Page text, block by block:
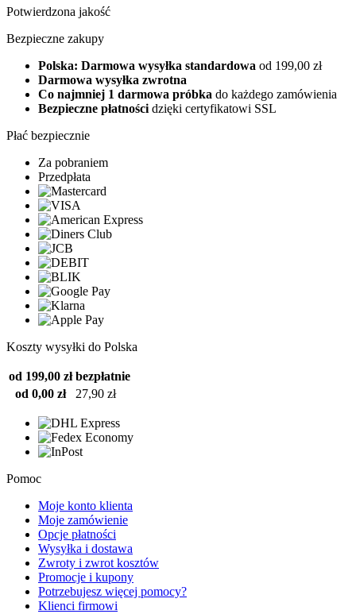
Potwierdzona jakość
Bezpieczne zakupy
Polska: Darmowa wysyłka standardowa od 199,00 zł
Darmowa wysyłka zwrotna
Co najmniej 1 darmowa próbka do każdego zamówienia
Bezpieczne płatności dzięki certyfikatowi SSL
Płać bezpiecznie
Za pobraniem
Przedpłata
Koszty wysyłki do Polska
od 199,00 zł bezpłatnie
od 0,00 zł
27,90 zł
Pomoc
Moje konto klienta
Moje zamówienie
Opcje płatności
Wysyłka i dostawa
Zwroty i zwrot kosztów
Promocje i kupony
Potrzebujesz więcej pomocy?
Klienci firmowi